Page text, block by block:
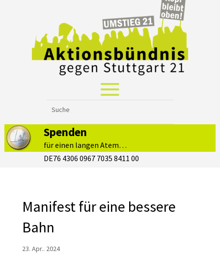
Spenden
für einen langen Atem…
DE76 4306 0967 7035 8411 00
Manifest für eine bessere
Bahn
23. Apr.. 2024